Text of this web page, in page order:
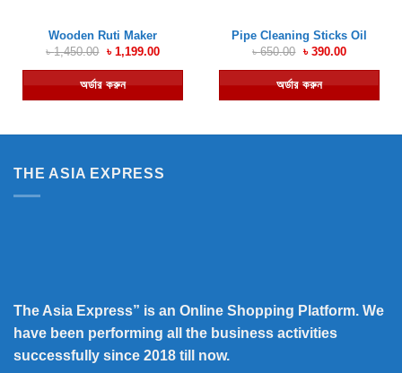
Wooden Ruti Maker
৳1,450.00 Original
was:
৳ 1,450.00.
৳ 1,199.00Current
is:
৳ 1,199.00.
অর্ডার করুন
Pipe Cleaning Sticks Oil
৳650.00 Original
was:
৳ 650.00.
৳ 390.00Current
is:
৳ 390.00.
অর্ডার করুন
THE ASIA EXPRESS
The Asia Express” is an Online Shopping Platform. We
have been performing all the business activities
successfully since 2018 till now.